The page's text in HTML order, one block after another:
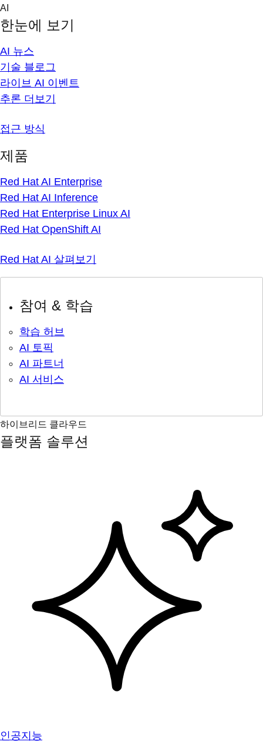
Skip
content
AI
한눈에 보기
AI 뉴스
기술 블로그
라이브 AI 이벤트
추론 더보기
접근 방식
제품
Red Hat AI Enterprise
Red Hat AI Inference
Red Hat Enterprise Linux AI
Red Hat OpenShift AI
Red Hat AI 살펴보기
참여 & 학습
학습 허브
AI 토픽
AI 파트너
AI 서비스
하이브리드 클라우드
플랫폼 솔루션
인공지능